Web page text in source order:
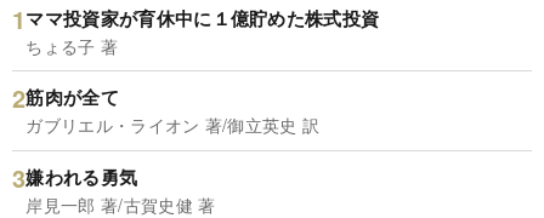
ママ投資家が育休中に１億貯めた株式投資
ちょる子 著
筋肉が全て
ガブリエル・ライオン 著/御立英史 訳
嫌われる勇気
岸見一郎 著/古賀史健 著